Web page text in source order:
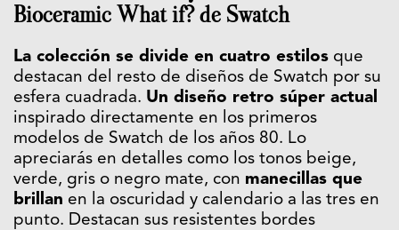
Bioceramic What if? de Swatch
La colección se divide en cuatro estilos que
destacan del resto de diseños de Swatch por su
esfera cuadrada. Un diseño retro súper actual
inspirado directamente en los primeros
modelos de Swatch de los años 80. Lo
apreciarás en detalles como los tonos beige,
verde, gris o negro mate, con manecillas que
brillan en la oscuridad y calendario a las tres en
punto. Destacan sus resistentes bordes